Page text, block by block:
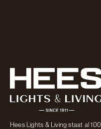
Hees Lights & Living staat al